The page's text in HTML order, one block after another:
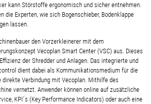
kann Störstoffe ergonomisch und sicher entnehmen.
die Experten, wie sich Bogenschieber, Bodenklappe
lassen.
den Vorzerkleinerer mit dem
Vecoplan Smart Center (VSC) aus. Dieses
Effizienz der Shredder und Anlagen. Das integrierte und
dient dabei als Kommunikationsmedium für die
direkte Verbindung mit Vecoplan. Mithilfe des
vernetzt. Anwender können online auf zusätzliche
KPI´s (Key Performance Indicators) oder auch eine